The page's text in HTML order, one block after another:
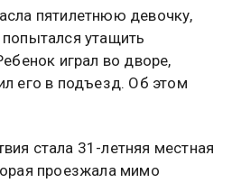
пятилетнюю девочку,
утащить
играл во дворе,
его в подъезд. Об этом
стала 31-летняя местная
проезжала мимо